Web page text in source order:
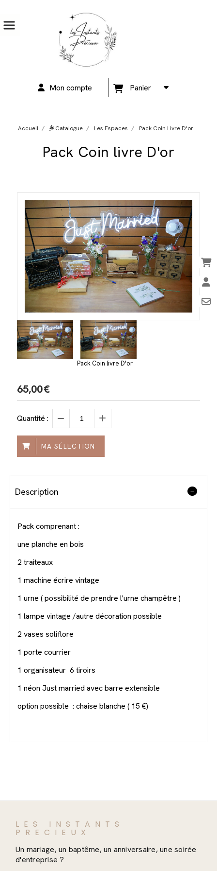
Mon compte Panier
Accueil Catalogue Les Espaces Pack Coin Livre D'or
Pack Coin livre D'or
Pack Coin livre D'or
65,00€
Quantité :
MA SÉLECTION
Description
Pack comprenant :
une planche en bois
2 traiteaux
1 machine écrire vintage
1 urne ( possibilité de prendre l'urne champêtre )
1 lampe vintage /autre décoration possible
2 vases soliflore
1 porte courrier
1 organisateur 6 tiroirs
1 néon Just married avec barre extensible
option possible : chaise blanche ( 15 €)
LES INSTANTS
PRECIEUX
Un mariage, un baptême, un anniversaire, une soirée
d'entreprise ?